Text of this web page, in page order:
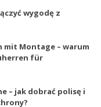
wygodę z
mit Montage – warum
für
– jak dobrać polisę i